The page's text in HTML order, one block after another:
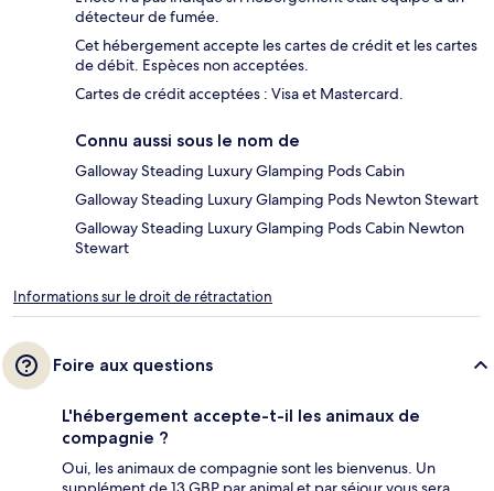
détecteur de fumée.
Cet hébergement accepte les cartes de crédit et les cartes
de débit. Espèces non acceptées.
Cartes de crédit acceptées : Visa et Mastercard.
Connu aussi sous le nom de
Galloway Steading Luxury Glamping Pods Cabin
Galloway Steading Luxury Glamping Pods Newton Stewart
Galloway Steading Luxury Glamping Pods Cabin Newton
Stewart
Informations sur le droit de rétractation
Foire aux questions
L'hébergement accepte-t-il les animaux de
compagnie ?
Oui, les animaux de compagnie sont les bienvenus. Un